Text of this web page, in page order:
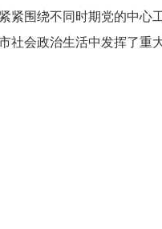
紧围绕不同时期党的中
会政治生活中发挥了重